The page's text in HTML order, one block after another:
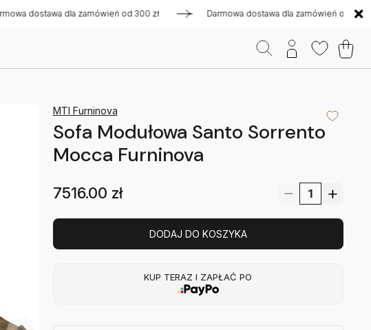
dostawa dla zamówień od 300 zł Darmowa dostawa dla zamówień od 300 zł
MTI Furninova
Sofa Modułowa Santo Sorrento
Mocca Furninova
7516.00 zł
DODAJ DO KOSZYKA
KUP TERAZ I ZAPŁAĆ PO